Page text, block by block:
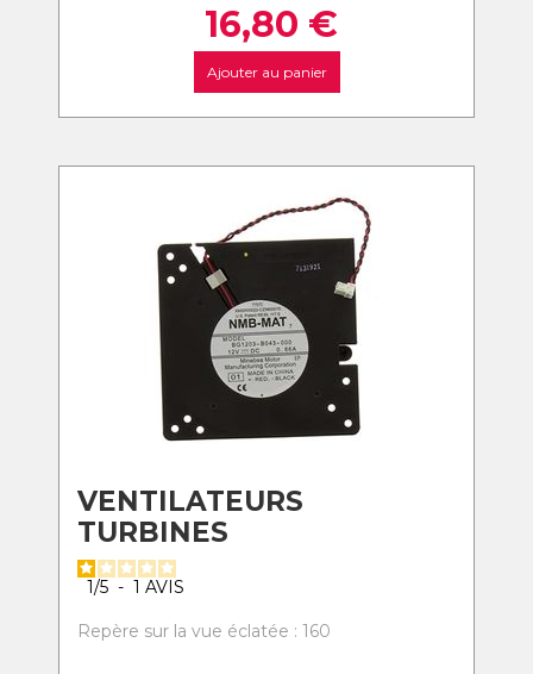
16,80 €
Ajouter au panier
VENTILATEURS
TURBINES
1/5 - 1 AVIS
Repère sur la vue éclatée : 160